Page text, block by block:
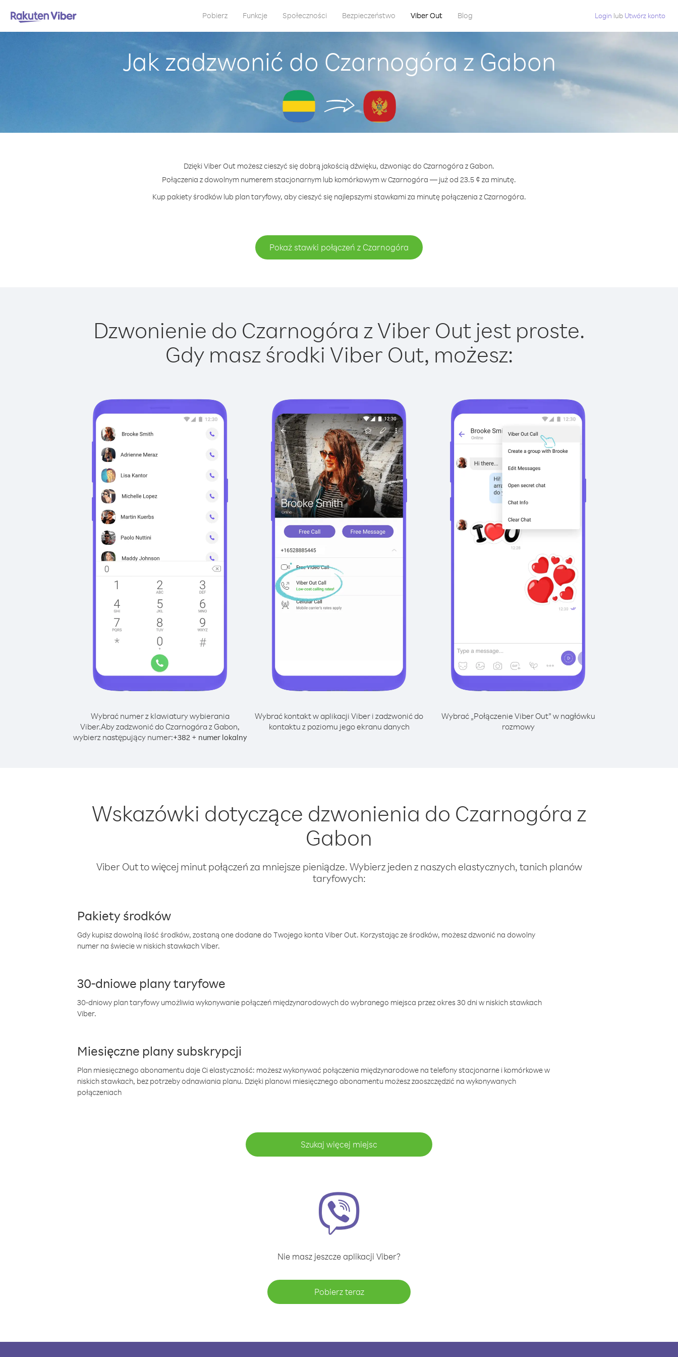
Pobierz Funkcje Społeczności Bezpieczeństwo Viber Out Blog Login lub Utwórz konto
Jak zadzwonić do Czarnogóra z Gabon
Dzięki Viber Out możesz cieszyć się dobrą jakością dźwięku, dzwoniąc do Czarnogóra z Gabon.
Połączenia z dowolnym numerem stacjonarnym lub komórkowym w Czarnogóra — już od 23.5 ¢ za minutę.
Kup pakiety środków lub plan taryfowy, aby cieszyć się najlepszymi stawkami za minutę połączenia z Czarnogóra.
Pokaż stawki połączeń z Czarnogóra
Dzwonienie do Czarnogóra z Viber Out jest proste.
Gdy masz środki Viber Out, możesz:
Wybrać numer z klawiatury wybierania
Viber.Aby zadzwonić do Czarnogóra z Gabon,
wybierz następujący numer:+382+ numer lokalny
Wybrać kontakt w aplikacji Viber i zadzwonić do
kontaktu z poziomu jego ekranu danych
Wybrać „Połączenie Viber Out” w nagłówku
rozmowy
Wskazówki dotyczące dzwonienia do Czarnogóra z
Gabon
Viber Out to więcej minut połączeń za mniejsze pieniądze. Wybierz jeden z naszych elastycznych, tanich planów
taryfowych:
Pakiety środków
Gdy kupisz dowolną ilość środków, zostaną one dodane do Twojego konta Viber Out. Korzystając ze środków, możesz dzwonić na dowolny
numer na świecie w niskich stawkach Viber.
30-dniowe plany taryfowe
30-dniowy plan taryfowy umożliwia wykonywanie połączeń międzynarodowych do wybranego miejsca przez okres 30 dni w niskich stawkach
Viber.
Miesięczne plany subskrypcji
Plan miesięcznego abonamentu daje Ci elastyczność: możesz wykonywać połączenia międzynarodowe na telefony stacjonarne i komórkowe w
niskich stawkach, bez potrzeby odnawiania planu. Dzięki planowi miesięcznego abonamentu możesz zaoszczędzić na wykonywanych
połączeniach
Szukaj więcej miejsc
Nie masz jeszcze aplikacji Viber?
Pobierz teraz